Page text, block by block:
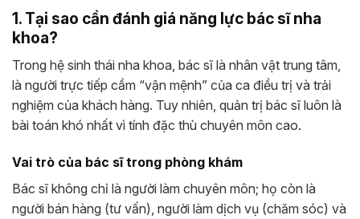
1. Tại sao cần đánh giá năng lực bác sĩ nha
khoa?
Trong hệ sinh thái nha khoa, bác sĩ là nhân vật trung tâm,
là người trực tiếp cầm “vận mệnh” của ca điều trị và trải
nghiệm của khách hàng. Tuy nhiên, quản trị bác sĩ luôn là
bài toán khó nhất vì tính đặc thù chuyên môn cao.
Vai trò của bác sĩ trong phòng khám
Bác sĩ không chỉ là người làm chuyên môn; họ còn là
người bán hàng (tư vấn), người làm dịch vụ (chăm sóc) và